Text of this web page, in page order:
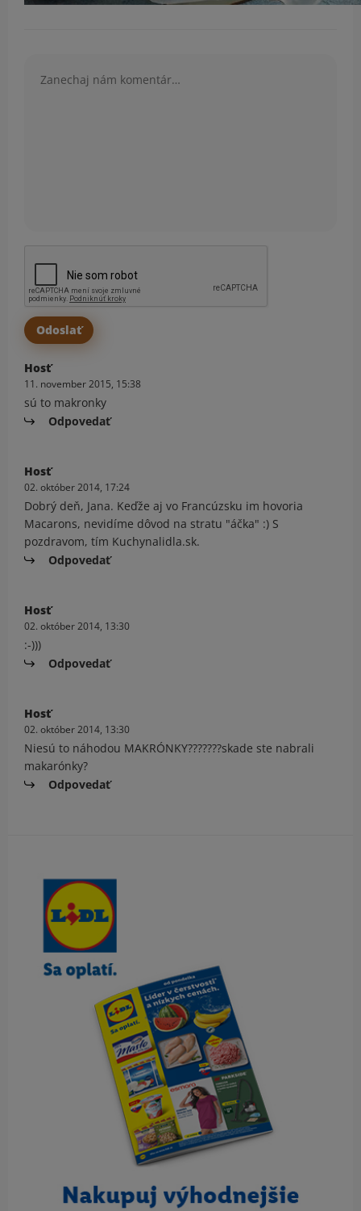
Hosť
11. november 2015, 15:38
sú to makronky
Odpovedať
Hosť
02. október 2014, 17:24
Dobrý deň, Jana. Keďže aj vo Francúzsku im hovoria
Macarons, nevidíme dôvod na stratu "áčka" :) S
pozdravom, tím Kuchynalidla.sk.
Odpovedať
Hosť
02. október 2014, 13:30
:-)))
Odpovedať
Hosť
02. október 2014, 13:30
Niesú to náhodou MAKRÓNKY???????skade ste nabrali
makarónky?
Odpovedať